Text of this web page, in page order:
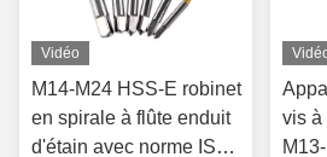
Vidéo
M14-M24 HSS-E robinet
en spirale à flûte enduit
d'étain avec norme ISO
vis à